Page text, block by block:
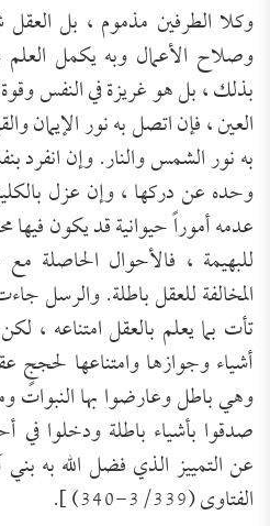
وكلا الطرفين مذموم ، بل
وصلاح الأعمال وبه يكمل العلم
بذلك، بل هو غريزة في النفس وقوة
العين ، فإن اتصل به نور الإيمان
به نور الشمس والنار. وإن انفرد
وحده عن دركها ، وإن عزل
عدمه أموراً حيوانية قد يكون
للبهيمة ، فالأحوال الحاصلة
المخالفة للعقل باطلة. والرسل
تأت بما يعلم بالعقل امتناعه ،
أشياء وجوازها وامتناعها لحججٍ
وهي باطل وعارضوا بها النبوات
صدقوا بأشياء باطلة ودخلوا في
عن التمييز الذي فضل الله به
الفتاوى (3/339-340) ].